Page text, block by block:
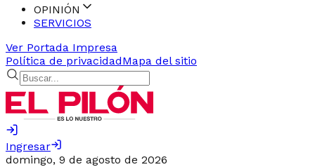
OPINIÓN
SERVICIOS
Ver Portada Impresa
Política de privacidadMapa del sitio
Ingresar
domingo, 9 de agosto de 2026